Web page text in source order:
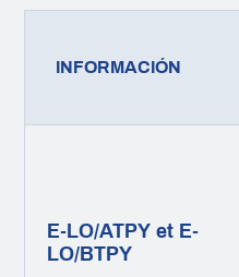
INFORMACIÓN
E-LO/ATPY et E-
LO/BTPY